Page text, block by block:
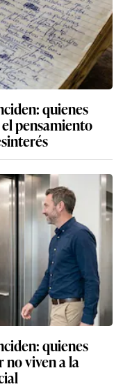
quienes
pensamiento
quienes
no viven a la